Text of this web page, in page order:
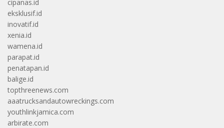
cipanas.id
eksklusif.id
inovatif.id
xenia.id
wamena.id
parapat.id
penatapan.id
balige.id
topthreenews.com
aaatrucksandautowreckings.com
youthlinkjamica.com
arbirate.com